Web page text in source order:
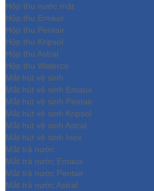
Hôp thu nước mặt
Hộp thu Emaux
Hộp thu Pentair
Hộp thu Kripsol
Hộp thu Astral
Hộp thu Waterco
Mắt hút vệ sinh
Mắt hút vệ sinh Emaux
Mắt hút vệ sinh Pentair
Mắt hút vệ sinh Kripsol
Mắt hút vệ sinh Astral
Mắt hút vệ sinh Inox
Mắt trả nước
Mắt trả nước Emaux
Mắt trả nước Pentair
Mắt trả nước Astral